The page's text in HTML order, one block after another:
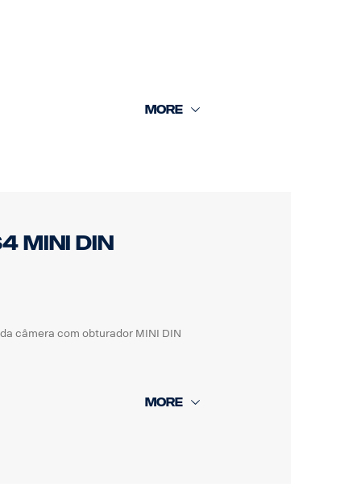
nos
MINI DIN
câmera com obturador MINI DIN